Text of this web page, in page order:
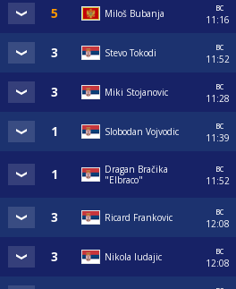
Miloš Bubanja
вс
11:16
Stevo Tokodi
вс
11:52
Miki Stojanovic
вс
11:28
Slobodan Vojvodic
вс
11:39
Dragan Bračika
"Elbraco"
вс
11:52
Ricard Frankovic
вс
12:08
Nikola ludajic
вс
12:08